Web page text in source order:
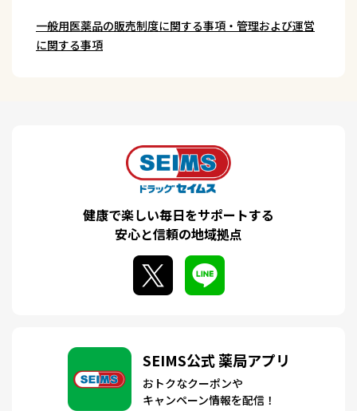
一般用医薬品の販売制度に関する事項・管理および運営
に関する事項
健康で楽しい毎日をサポートする
安心と信頼の地域拠点
SEIMS公式 薬局アプリ
おトクなクーポンや
キャンペーン情報を配信！